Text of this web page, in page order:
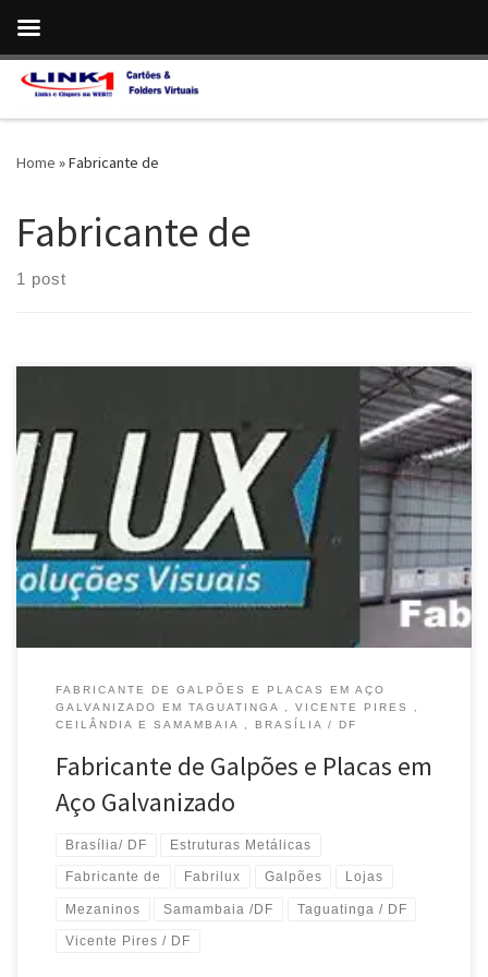
Skip to content
Home »Fabricante de
Fabricante de
1 post
Fabrilux fabricante de Placas em Aço Inox – Cidade Ocidental / GO
Construção de Galpões e Estruturas Metálicas – Valparaíso de
Goiás / DF Construção de Galpões e Estruturas Metálicas – Atende
Taguatinga / DF Construção de Galpões e Mezaninos – Atende
Vicente Pires /DF Construção de Galpões e Mezaninos […]
FABRICANTE DE GALPÕES E PLACAS EM AÇO
GALVANIZADO EM TAGUATINGA , VICENTE PIRES ,
CEILÂNDIA E SAMAMBAIA , BRASÍLIA / DF
Fabricante de Galpões e Placas em
Aço Galvanizado
Brasília/ DF Estruturas Metálicas
Fabricante de Fabrilux Galpões Lojas
Mezaninos Samambaia /DF Taguatinga / DF
Vicente Pires / DF